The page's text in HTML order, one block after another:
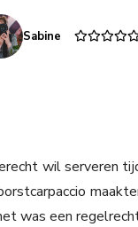
Sabine
wil serveren
was een